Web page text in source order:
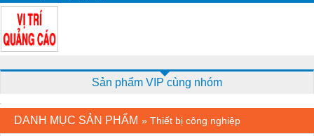
Sản phẩm VIP cùng nhóm
DANH MỤC SẢN PHẨM » Thiết bị công nghiệp